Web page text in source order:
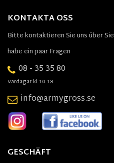
KONTAKTA OSS
Bitte kontaktieren Sie uns über Sie
habe ein paar Fragen
08 - 35 35 80
Vardagar kl.10-18
info@armygross.se
GESCHÄFT